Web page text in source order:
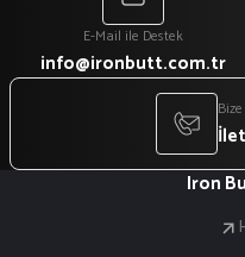
E-Mail ile Destek
info@ironbutt.com.tr
Iron